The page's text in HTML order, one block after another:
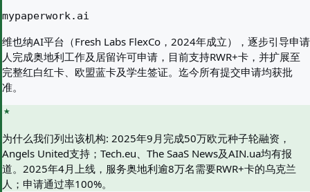
mypaperwork.ai
维也纳AI平台（Fresh Labs FlexCo，2024年成立），逐步引导申请
人完成奥地利工作及居留许可申请，目前支持RWR+卡，并扩展至
完整红白红卡、欧盟蓝卡及学生签证。迄今所有提交申请均获批
准。
为什么我们列出该机构: 2025年9月完成50万欧元种子轮融资，
Angels United支持；Tech.eu、The SaaS News及AIN.ua均有报
道。2025年4月上线，服务奥地利逾8万名需要RWR+卡的乌克兰
人；申请通过率100%。